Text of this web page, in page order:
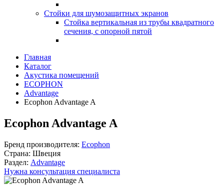
Стойки для шумозащитных экранов
Стойка вертикальная из трубы квадратного
сечения, с опорной пятой
Главная
Каталог
Акустика помещений
ECOPHON
Advantage
Ecophon Advantage A
Ecophon Advantage A
Бренд производителя: Ecophon
Страна: Швеция
Раздел: Advantage
Нужна консультация специалиста